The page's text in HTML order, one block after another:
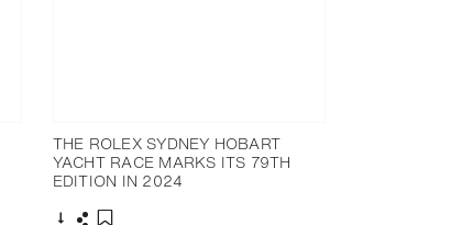
THE ROLEX SYDNEY HOBART
YACHT RACE MARKS ITS 79TH
EDITION IN 2024